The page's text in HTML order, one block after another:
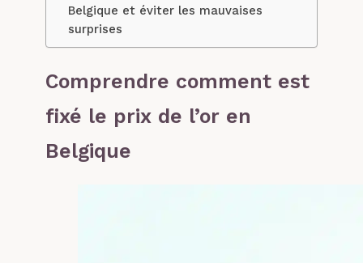
Belgique et éviter les mauvaises
surprises
Comprendre comment est
fixé le prix de l’or en
Belgique